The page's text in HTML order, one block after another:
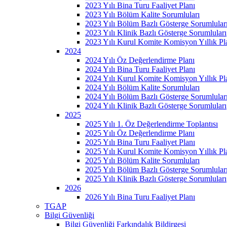
2023 Yılı Bina Turu Faaliyet Planı
2023 Yılı Bölüm Kalite Sorumluları
2023 Yılı Bölüm Bazlı Gösterge Sorumluları
2023 Yılı Klinik Bazlı Gösterge Sorumluları
2023 Yılı Kurul Komite Komisyon Yıllık
2024
2024 Yılı Öz Değerlendirme Planı
2024 Yılı Bina Turu Faaliyet Planı
2024 Yılı Kurul Komite Komisyon Yıllık
2024 Yılı Bölüm Kalite Sorumluları
2024 Yılı Bölüm Bazlı Gösterge Sorumluları
2024 Yılı Klinik Bazlı Gösterge Sorumluları
2025
2025 Yılı 1. Öz Değerlendirme Toplantısı
2025 Yılı Öz Değerlendirme Planı
2025 Yılı Bina Turu Faaliyet Planı
2025 Yılı Kurul Komite Komisyon Yıllık
2025 Yılı Bölüm Kalite Sorumluları
2025 Yılı Bölüm Bazlı Gösterge Sorumluları
2025 Yılı Klinik Bazlı Gösterge Sorumluları
2026
2026 Yılı Bina Turu Faaliyet Planı
TGAP
Bilgi Güvenliği
Bilgi Güvenliği Farkındalık Bildirgesi